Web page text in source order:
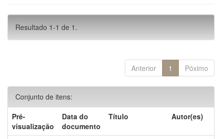
Resultado 1-1 de 1.
Anterior 1 Póximo
Conjunto de itens:
Pré-
visualização
Data do
documento
Título Autor(es)